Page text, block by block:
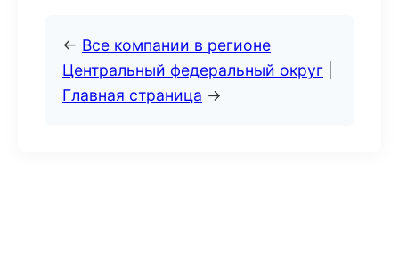
← Все компании в регионе
Центральный федеральный округ
Главная страница →